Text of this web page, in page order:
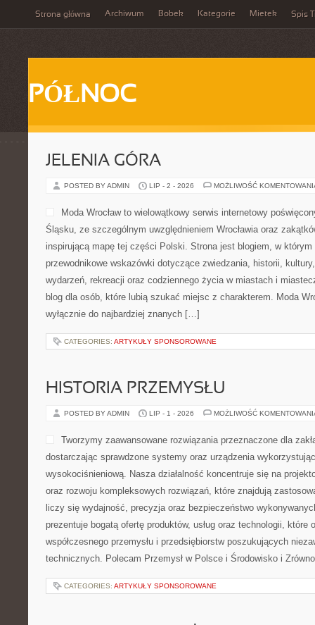
Strona główna Archiwum Bobek Kategorie Mietek Spis
PÓŁNOC
JELENIA GÓRA
POSTED BY ADMIN LIP - 2 - 2026 MOŻLIWOŚĆ
Moda Wrocław to wielowątkowy serwis internetowy
Śląsku, ze szczególnym uwzględnieniem Wrocławia oraz
inspirującą mapę tej części Polski. Strona jest blogiem, w
przewodnikowe wskazówki dotyczące zwiedzania, historii,
wydarzeń, rekreacji oraz codziennego życia w miastach i
blog dla osób, które lubią szukać miejsc z charakterem. Moda
wyłącznie do najbardziej znanych […]
CATEGORIES: ARTYKUŁY SPONSOROWANE
HISTORIA PRZEMYSŁU
POSTED BY ADMIN LIP - 1 - 2026 MOŻLIWOŚĆ
Tworzymy zaawansowane rozwiązania przeznaczone dla
dostarczając sprawdzone systemy oraz urządzenia
wysokociśnieniową. Nasza działalność koncentruje się na
oraz rozwoju kompleksowych rozwiązań, które znajdują
liczy się wydajność, precyzja oraz bezpieczeństwo
prezentuje bogatą ofertę produktów, usług oraz technologii, które
współczesnego przemysłu i przedsiębiorstw poszukujących
technicznych. Polecam Przemysł w Polsce i Środowisko i
CATEGORIES: ARTYKUŁY SPONSOROWANE